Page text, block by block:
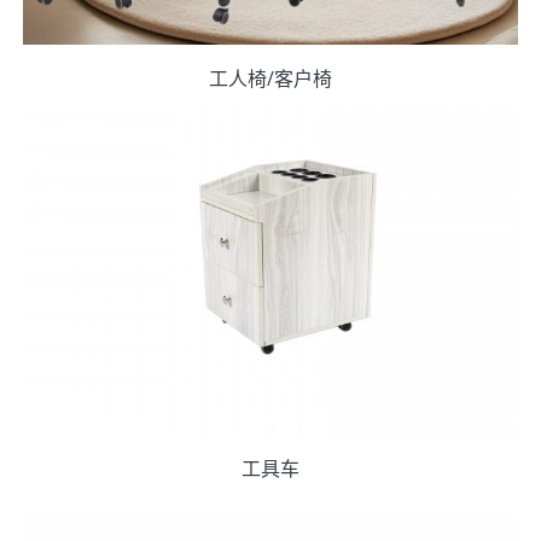
工人椅/客户椅
工具车